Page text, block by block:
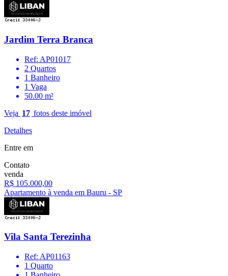
Jardim Terra Branca
Ref: AP01017
2 Quartos
1 Banheiro
1 Vaga
50.00 m²
Veja 17 fotos deste imóvel
Detalhes
Entre em
Contato
venda
R$ 105.000,00
Apartamento à venda em Bauru - SP
Vila Santa Terezinha
Ref: AP01163
1 Quarto